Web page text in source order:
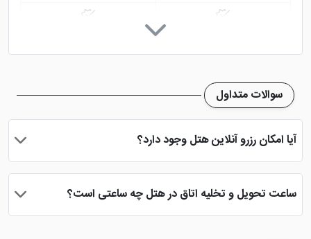
خدمات خشک شویی (لاندری) نمازخانه
اتاق چمدان دید شهر
سوالات متداول
آیا امکان رزرو آنلاین هتل وجود دارد؟
بله، با انتخاب تاریخ ورود و خروج، نوع اتاق و تعداد نفرات می توانید
دریافت نمایید.
ساعت تحویل و تخلیه اتاق در هتل چه ساعتی است؟
ساعت تحویل اتاق ساعت 2 بعد از ظهر و ساعت تخلیه اتاق 12 ظهر